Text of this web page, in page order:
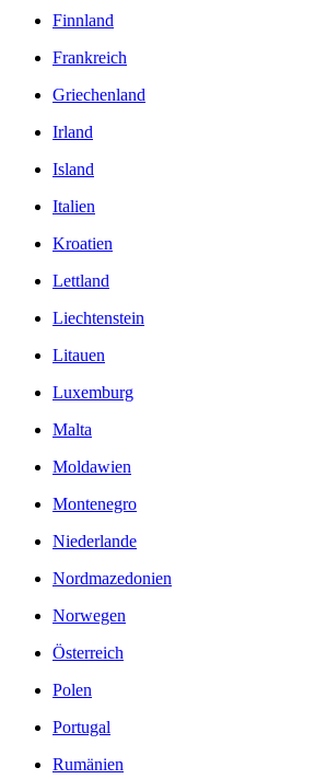
Finnland
Frankreich
Griechenland
Irland
Island
Italien
Kroatien
Lettland
Liechtenstein
Litauen
Luxemburg
Malta
Moldawien
Montenegro
Niederlande
Nordmazedonien
Norwegen
Österreich
Polen
Portugal
Rumänien